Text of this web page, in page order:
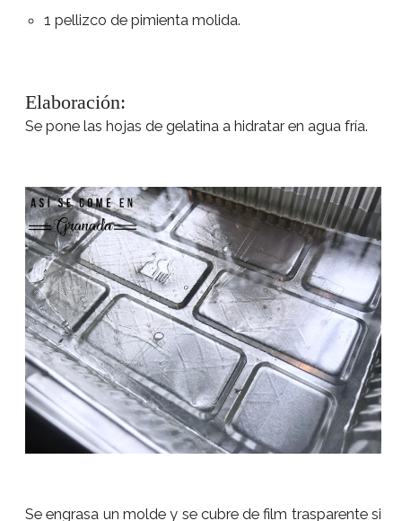
1 pellizco de pimienta molida.
Elaboración:
Se pone las hojas de gelatina a hidratar en agua fría.
Se engrasa un molde y se cubre de film trasparente si